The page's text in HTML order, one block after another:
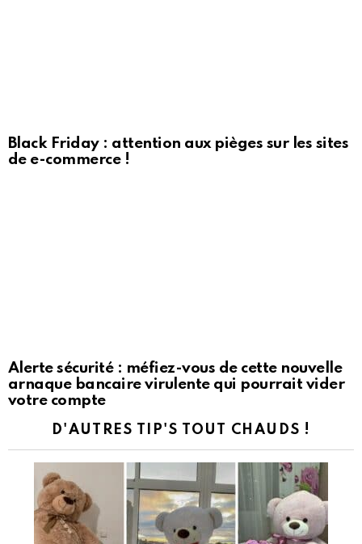
Black Friday : attention aux pièges sur les sites
de e-commerce !
Alerte sécurité : méfiez-vous de cette nouvelle
arnaque bancaire virulente qui pourrait vider
votre compte
D'AUTRES TIP'S TOUT CHAUDS !